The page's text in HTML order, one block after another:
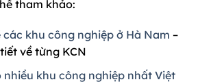
tham khảo:
các khu công nghiệp ở Hà Nam –
về từng KCN
nhiều khu công nghiệp nhất Việt